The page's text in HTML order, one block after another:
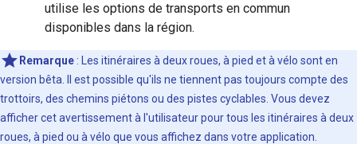
utilise les options de transports en commun
disponibles dans la région.
Remarque : Les itinéraires à deux roues, à pied et à vélo sont en
version bêta. Il est possible qu'ils ne tiennent pas toujours compte des
trottoirs, des chemins piétons ou des pistes cyclables. Vous devez
afficher cet avertissement à l'utilisateur pour tous les itinéraires à deux
roues, à pied ou à vélo que vous affichez dans votre application.